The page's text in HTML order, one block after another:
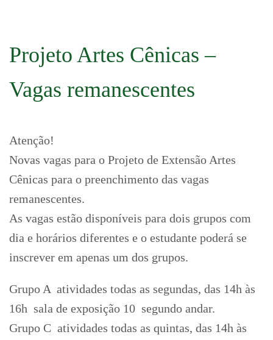
Projeto Artes Cênicas –
Vagas remanescentes
Atenção!
Novas vagas para o Projeto de Extensão Artes
Cênicas para o preenchimento das vagas
remanescentes.
As vagas estão disponíveis para dois grupos com
dia e horários diferentes e o estudante poderá se
inscrever em apenas um dos grupos.
Grupo A  atividades todas as segundas, das 14h às
16h  sala de exposição 10  segundo andar.
Grupo C  atividades todas as quintas, das 14h às